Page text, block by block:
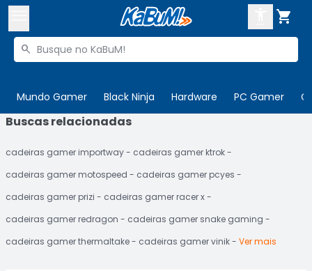

Buscar produtos

Mundo Gamer Black Ninja Hardware PC Gamer

 Departamentos
Cupons
Mais Vendidos
ENTRE
CADASTRE-SE
Buscas relacionadas
cadeiras gamer importway
cadeiras gamer ktrok
cadeiras gamer motospeed
cadeiras gamer pcyes
cadeiras gamer prizi
cadeiras gamer racer x
cadeiras gamer redragon
cadeiras gamer snake gaming
cadeiras gamer thermaltake
cadeiras gamer vinik Ver mais